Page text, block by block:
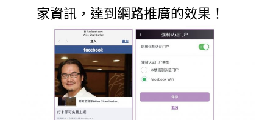
家資訊，達到網路推廣的效果！